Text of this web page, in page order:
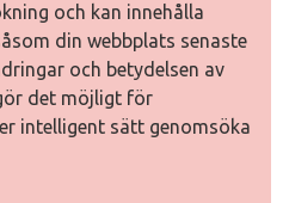
och kan innehålla
din webbplats senaste
och betydelsen av
det möjligt för
intelligent sätt genomsöka